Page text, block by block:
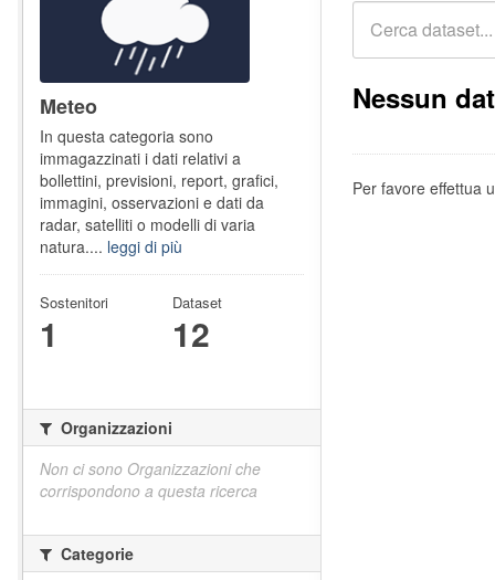
Nessun
Per favore effettua
Meteo
In questa categoria sono
immagazzinati i dati relativi a
bollettini, previsioni, report, grafici,
immagini, osservazioni e dati da
radar, satelliti o modelli di varia
natura.... leggi di più
Sostenitori
1
Dataset
12
Organizzazioni
Non ci sono Organizzazioni che
corrispondono a questa ricerca
Categorie